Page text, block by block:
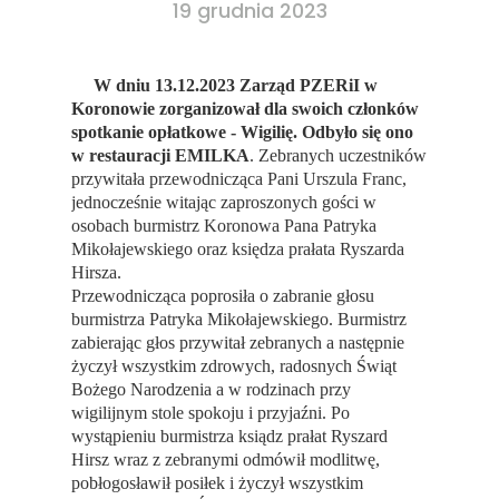
19 grudnia 2023
W dniu 13.12.2023 Zarząd PZERiI w
Koronowie zorganizował dla swoich członków
spotkanie opłatkowe - Wigilię. Odbyło się ono
w restauracji EMILKA. Zebranych uczestników
przywitała przewodnicząca Pani Urszula Franc,
jednocześnie witając zaproszonych gości w
osobach burmistrz Koronowa Pana Patryka
Mikołajewskiego oraz księdza prałata Ryszarda
Hirsza.
Przewodnicząca poprosiła o zabranie głosu
burmistrza Patryka Mikołajewskiego. Burmistrz
zabierając głos przywitał zebranych a następnie
życzył wszystkim zdrowych, radosnych Świąt
Bożego Narodzenia a w rodzinach przy
wigilijnym stole spokoju i przyjaźni. Po
wystąpieniu burmistrza ksiądz prałat Ryszard
Hirsz wraz z zebranymi odmówił modlitwę,
pobłogosławił posiłek i życzył wszystkim